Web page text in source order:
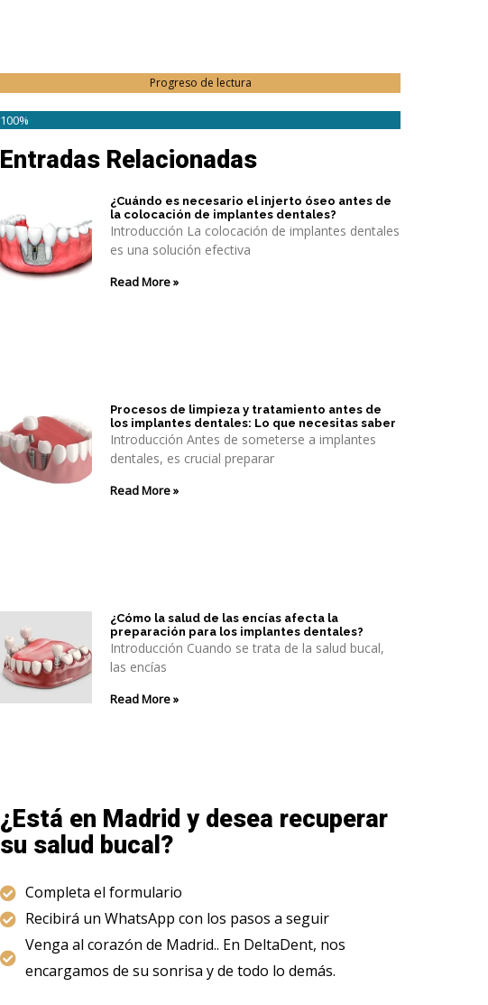
Progreso de lectura
100%
Entradas Relacionadas
¿Cuándo es necesario el injerto óseo antes de
la colocación de implantes dentales?
Introducción La colocación de implantes dentales
es una solución efectiva
Read More »
Procesos de limpieza y tratamiento antes de
los implantes dentales: Lo que necesitas saber
Introducción Antes de someterse a implantes
dentales, es crucial preparar
Read More »
¿Cómo la salud de las encías afecta la
preparación para los implantes dentales?
Introducción Cuando se trata de la salud bucal,
las encías
Read More »
¿Está en Madrid y desea recuperar
su salud bucal?
Completa el formulario
Recibirá un WhatsApp con los pasos a seguir
Venga al corazón de Madrid.. En DeltaDent, nos
encargamos de su sonrisa y de todo lo demás.